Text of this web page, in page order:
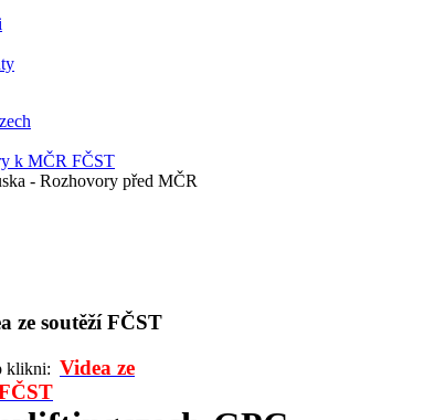
k MČR FČST
- Rozhovory před MČR
ze soutěží FČST
klikni: Videa ze